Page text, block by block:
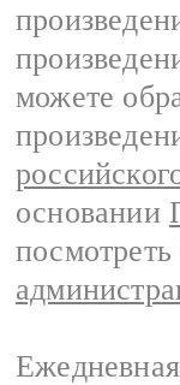
можете
основании